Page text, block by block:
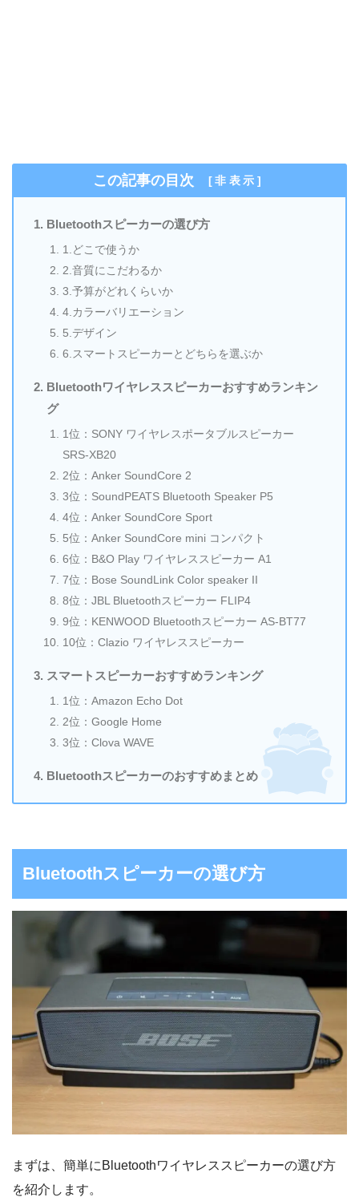
この記事の目次 [非表示 ]
Bluetoothスピーカーの選び方
1.どこで使うか
2.音質にこだわるか
3.予算がどれくらいか
4.カラーバリエーション
5.デザイン
6.スマートスピーカーとどちらを選ぶか
Bluetoothワイヤレススピーカーおすすめランキン
グ
1位：SONY ワイヤレスポータブルスピーカー
SRS-XB20
2位：Anker SoundCore 2
3位：SoundPEATS Bluetooth Speaker P5
4位：Anker SoundCore Sport
5位：Anker SoundCore mini コンパクト
6位：B&O Play ワイヤレススピーカー A1
7位：Bose SoundLink Color speaker II
8位：JBL Bluetoothスピーカー FLIP4
9位：KENWOOD Bluetoothスピーカー AS-BT77
10位：Clazio ワイヤレススピーカー
スマートスピーカーおすすめランキング
1位：Amazon Echo Dot
2位：Google Home
3位：Clova WAVE
Bluetoothスピーカーのおすすめまとめ
Bluetoothスピーカーの選び方
まずは、簡単にBluetoothワイヤレススピーカーの選び方
を紹介します。